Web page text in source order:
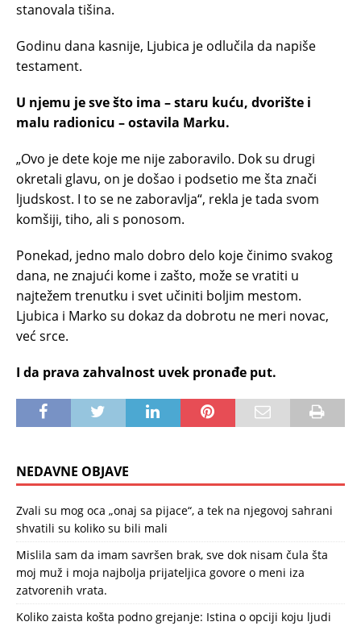
stanovala tišina.
Godinu dana kasnije, Ljubica je odlučila da napiše
testament.
U njemu je sve što ima – staru kuću, dvorište i
malu radionicu – ostavila Marku.
„Ovo je dete koje me nije zaboravilo. Dok su drugi
okretali glavu, on je došao i podsetio me šta znači
ljudskost. I to se ne zaboravlja“, rekla je tada svom
komšiji, tiho, ali s ponosom.
Ponekad, jedno malo dobro delo koje činimo svakog
dana, ne znajući kome i zašto, može se vratiti u
najtežem trenutku i svet učiniti boljim mestom.
Ljubica i Marko su dokaz da dobrotu ne meri novac,
već srce.
I da prava zahvalnost uvek pronađe put.
NEDAVNE OBJAVE
Zvali su mog oca „onaj sa pijace“, a tek na njegovoj sahrani
shvatili su koliko su bili mali
Mislila sam da imam savršen brak, sve dok nisam čula šta
moj muž i moja najbolja prijateljica govore o meni iza
zatvorenih vrata.
Koliko zaista košta podno grejanje: Istina o opciji koju ljudi